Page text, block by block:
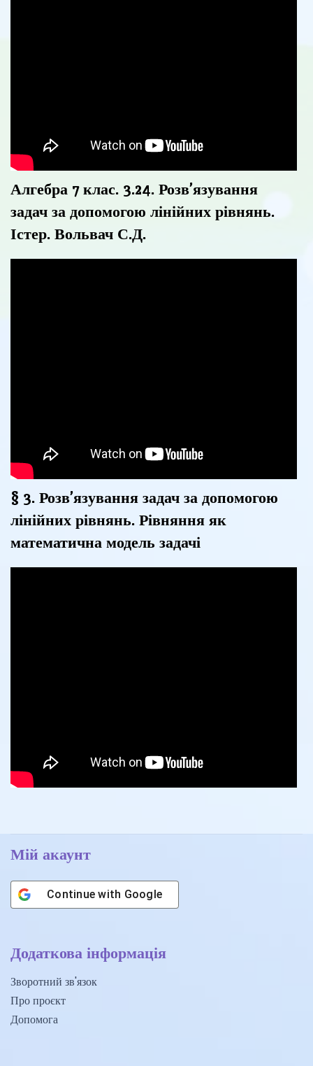
Алгебра 7 клас. 3.24. Розв’язування
задач за допомогою лінійних рівнянь.
Істер. Вольвач С.Д.
§ 3. Розв’язування задач за допомогою
лінійних рівнянь. Рівняння як
математична модель задачі
Мій акаунт
Continue with Google
Додаткова інформація
Зворотний зв'язок
Про проєкт
Допомога